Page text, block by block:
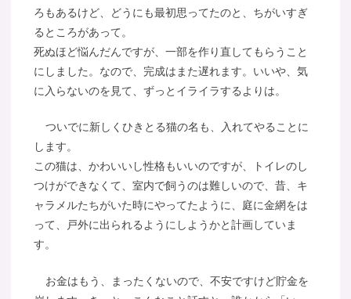
ろもあるけど、どうにも最初思ってたのと、ちがいすぎ
るところがあって。
死ぬほど悩んだんですが、一部を作り直してもらうこと
にしました。なので、完成はまた遅れます。いいや、気
に入らないのを見て、ずっとイライラするよりは。
ついでに新しくひきとる猫の名も、入れてやることに
します。
この猫は、かわいいし性格もいいのですが、トイレのし
つけができなくて、室内で飼うのは難しいので、昔、キ
ャラメルたちがいた時にやってたように、庭に金網をは
って、戸外に出られるようにしようかと計画していま
す。
お金はもう、まったくないので、不安ですけど貯金を